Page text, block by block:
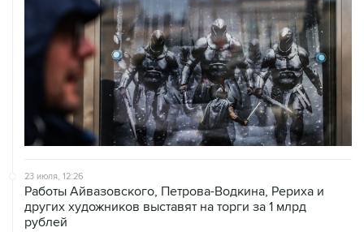
23 июля, 12:26
Работы Айвазовского, Петрова-Водкина, Рериха и
других художников выставят на торги за 1 млрд
рублей